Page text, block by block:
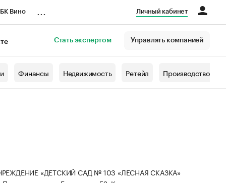
Вино Личный кабинет
Стать экспертом Управлять компанией
Финансы Недвижимость Ретейл Производство
«ДЕТСКИЙ САД № 103 «ЛЕСНАЯ СКАЗКА»